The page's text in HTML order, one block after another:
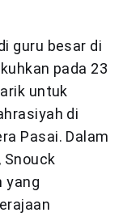
guru besar di
pada 23
untuk
di
Pasai. Dalam
Snouck
yang